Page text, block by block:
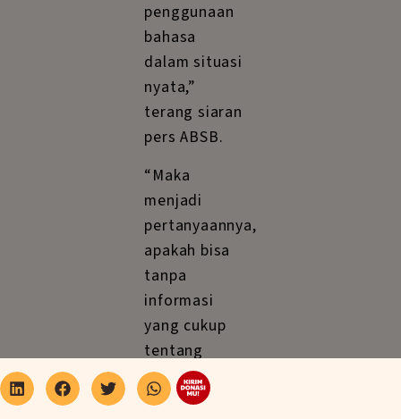
penggunaan
bahasa
dalam situasi
nyata,”
terang siaran
pers ABSB.
“Maka
menjadi
pertanyaannya,
apakah bisa
tanpa
informasi
yang cukup
tentang
situasi yang
terjadi,